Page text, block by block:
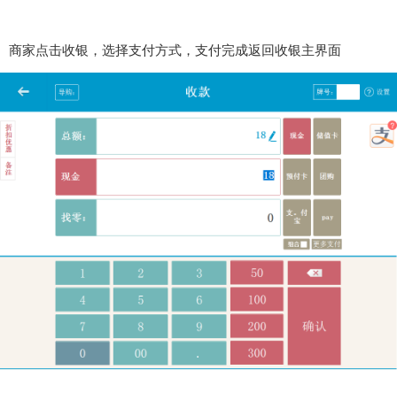
商家点击收银，选择支付方式，支付完成返回收银主界面